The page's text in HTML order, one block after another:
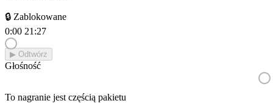
🔒 Zablokowane
0:00 21:27
▶︎ Odtwórz
Głośność
To nagranie jest częścią pakietu